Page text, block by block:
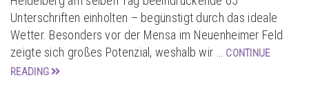
Unterschriften einholten – begünstigt durch das ideale
Wetter. Besonders vor der Mensa im Neuenheimer Feld
zeigte sich großes Potenzial, weshalb wir …
CONTINUE
READING